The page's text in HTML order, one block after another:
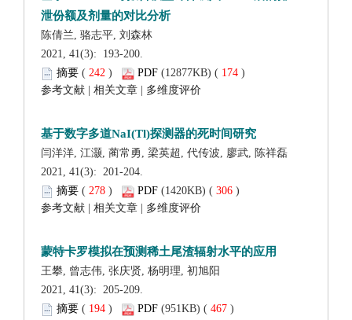
2021, 41(3): 193-200.
(
) 174 )
2021, 41(3): 201-204.
(
) 306 )
2021, 41(3): 205-209.
(
) 467 )